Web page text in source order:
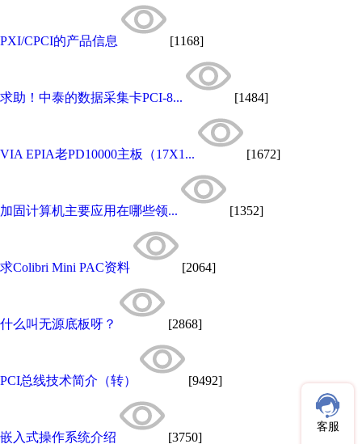
PXI/CPCI的产品信息 [1168]
求助！中泰的数据采集卡PCI-8... [1484]
VIA EPIA老PD10000主板（17X1... [1672]
加固计算机主要应用在哪些领... [1352]
求Colibri Mini PAC资料 [2064]
什么叫无源底板呀？ [2868]
PCI总线技术简介（转） [9492]
嵌入式操作系统介绍 [3750]
客服